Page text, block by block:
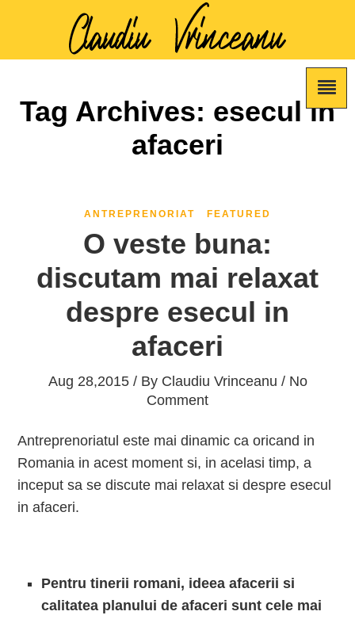
Tag Archives: esecul in
afaceri
ANTREPRENORIAT FEATURED
O veste buna:
discutam mai relaxat
despre esecul in
afaceri
Aug 28,2015 / By Claudiu Vrinceanu / No
Comment
Antreprenoriatul este mai dinamic ca oricand in
Romania in acest moment si, in acelasi timp, a
inceput sa se discute mai relaxat si despre esecul
in afaceri.
Pentru tinerii romani, ideea afacerii si
calitatea planului de afaceri sunt cele mai